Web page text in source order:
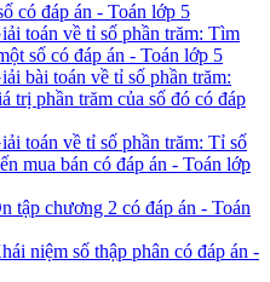
có đáp án - Toán lớp 5
toán về tỉ số phần trăm: Tìm
số có đáp án - Toán lớp 5
bài toán về tỉ số phần trăm:
trị phần trăm của số đó có đáp
toán về tỉ số phần trăm: Tỉ số
mua bán có đáp án - Toán lớp
tập chương 2 có đáp án - Toán
niệm số thập phân có đáp án -